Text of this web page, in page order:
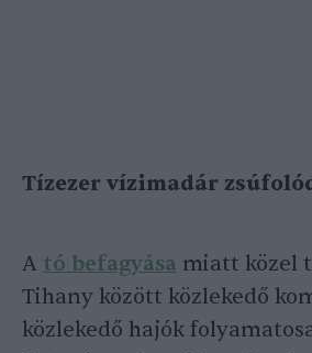
Tízezer vízimadár
A tó befagyása miatt közel
Tihany között közlekedő
közlekedő hajók